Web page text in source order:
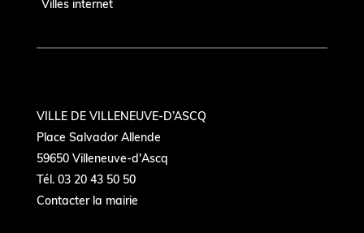
Villes internet
VILLE DE VILLENEUVE-D’ASCQ
Place Salvador Allende
59650 Villeneuve-d'Ascq
Tél. 03 20 43 50 50
Contacter la mairie